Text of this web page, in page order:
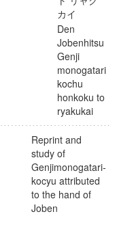
カイ
Den
Jobenhitsu
Genji
monogatari
kochu
honkoku to
ryakukai
Reprint and
study of
Genjimonogatari-
kocyu attributed
to the hand of
Joben